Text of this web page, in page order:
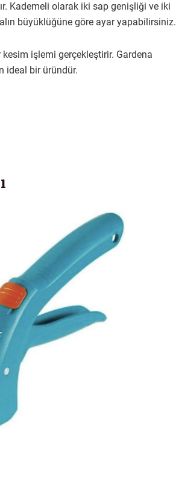
Kademeli olarak iki sap genişliği ve iki
büyüklüğüne göre ayar yapabilirsiniz.
işlemi gerçekleştirir. Gardena
ideal bir üründür.